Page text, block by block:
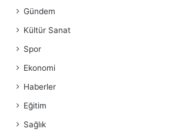
Gündem
Kültür Sanat
Spor
Ekonomi
Haberler
Eğitim
Sağlık